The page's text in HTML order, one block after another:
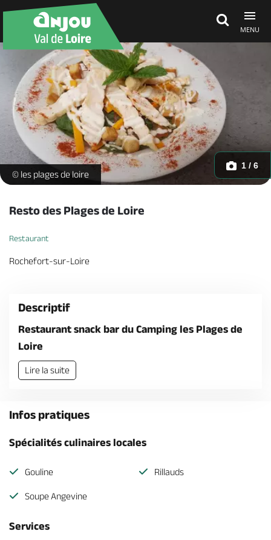
MENU
Découvrir
À voir, à faire
Agenda
Séjours, cadeaux
Brochures & Cartes
Salade Caesar -
© les plages de loire
1 / 6
Resto des Plages de Loire
Restaurant
Rochefort-sur-Loire
Descriptif
Restaurant snack bar du Camping les Plages de
Loire
Lire la suite
Infos pratiques
Spécialités culinaires locales
Gouline Rillauds
Soupe Angevine
Services